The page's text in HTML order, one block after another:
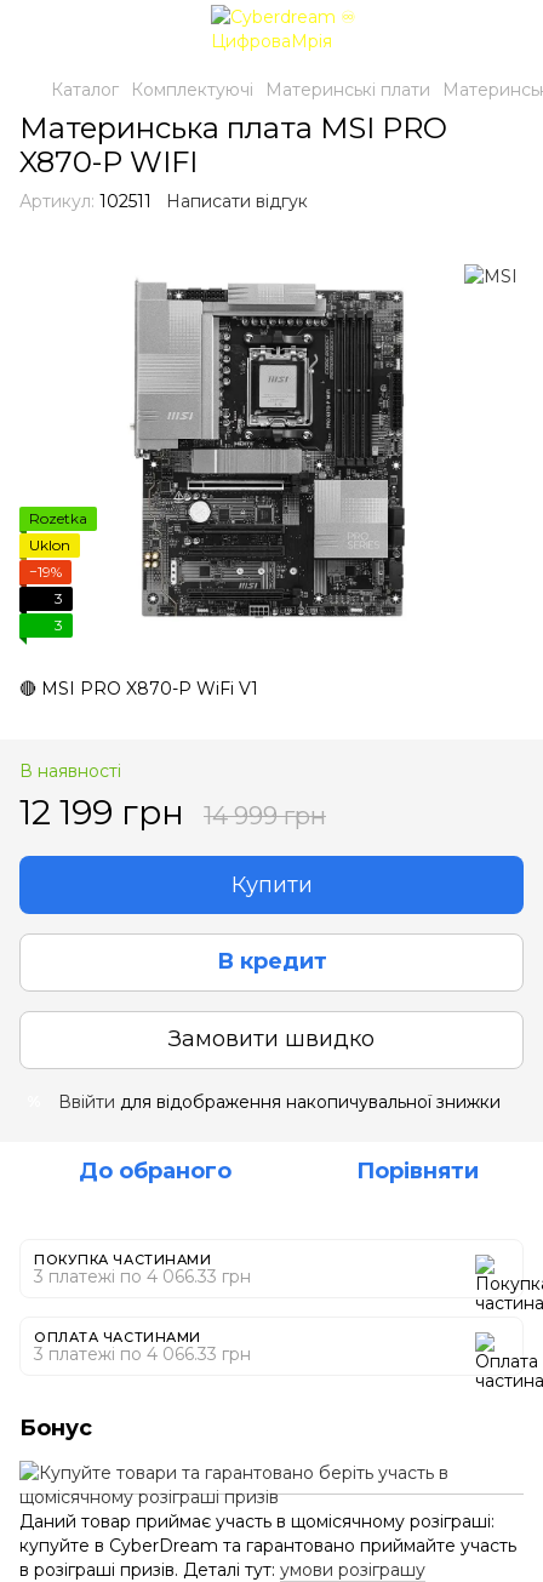
Каталог Комплектуючі Материнські плати
Материнська плата MSI PRO
X870-P WIFI
Артикул: 102511 Написати відгук
Rozetka
Uklon
−19%
3
3
🔴 MSI PRO X870-P WiFi V1
В наявності
12 199 грн 14 999 грн
Купити
В кредит
Замовити швидко
Ввійти для відображення накопичувальної знижки
До обраного Порівняти
ПОКУПКА ЧАСТИНАМИ
3 платежі по 4 066.33 грн
ОПЛАТА ЧАСТИНАМИ
3 платежі по 4 066.33 грн
Бонус
Даний товар приймає участь в щомісячному розіграші:
купуйте в CyberDream та гарантовано приймайте участь
в розіграші призів. Деталі тут: умови розіграшу